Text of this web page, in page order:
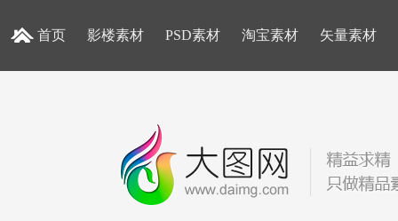
首页 影楼素材 PSD素材 淘宝素材 矢量素材